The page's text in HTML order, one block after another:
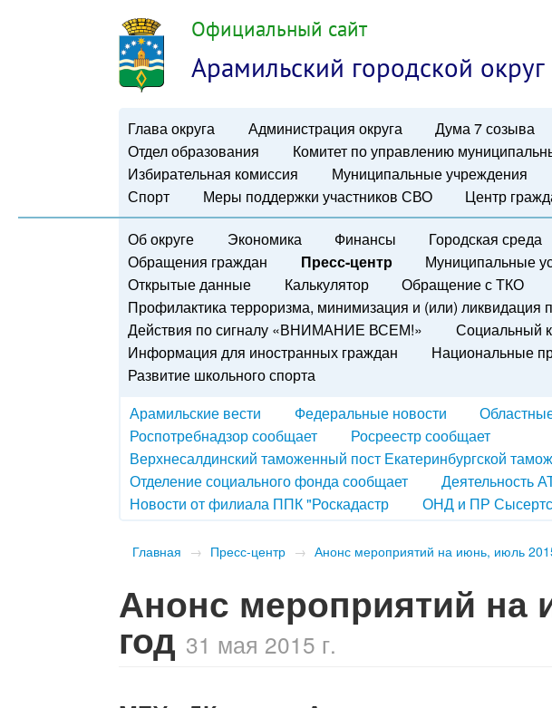
Официальный сайт
Арамильский городской округ
Глава округа Администрация округа Дума 7 созыва
Отдел образования
Комитет по управлению
Избирательная комиссия
Муниципальные учреждения
Спорт
Меры поддержки участников СВО Центр
Об округе Экономика Финансы Городская среда
Обращения граждан
Пресс-центр Муниципальные
Открытые данные
Калькулятор
Обращение с ТКО
Профилактика терроризма, минимизация и (или) ликвидация
Действия по сигналу «ВНИМАНИЕ ВСЕМ!»
Социальный
Информация для иностранных граждан
Национальные
Развитие школьного спорта
Арамильские вести
Федеральные новости
Роспотребнадзор сообщает
Росреестр сообщает
Верхнесалдинский таможенный пост Екатеринбургской
Отделение социального фонда сообщает
Деятельность
Новости от филиала ППК "Роскадастр
ОНД и ПР
Главная → Пресс-центр → Анонс мероприятий на июнь, июль
Анонс мероприятий на
год 31 мая 2015 г.